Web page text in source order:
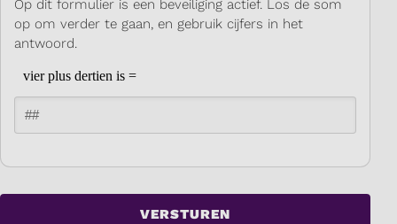
Op dit formulier is een beveiliging actief. Los de som
op om verder te gaan, en gebruik cijfers in het
antwoord.